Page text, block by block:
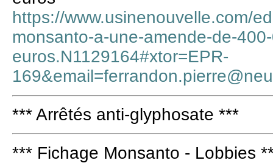
https://www.usinenouvelle.com/
monsanto-a-une-amende-de-
euros.N1129164#xtor=EPR-
*** Arrêtés anti-glyphosate ***
*** Fichage Monsanto - Lobbies